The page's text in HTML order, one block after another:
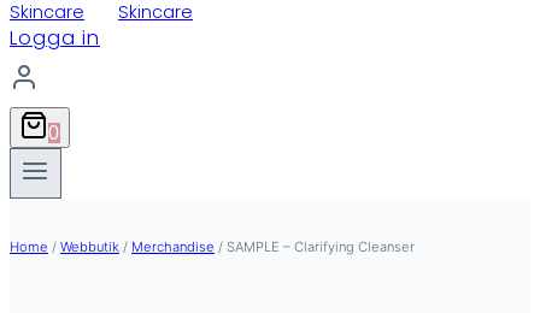
Logga in
0
Home / Webbutik / Merchandise / SAMPLE – Clarifying Cleanser